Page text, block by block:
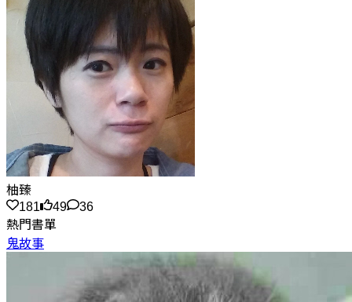
柚臻
181
49
36
熱門書單
鬼故事